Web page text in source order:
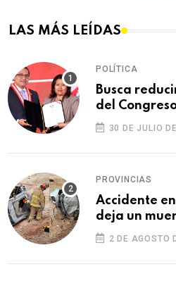
LAS MÁS LEÍDAS
POLÍTICA
Busca
del
30 DE JULIO
PROVINCIAS
Accidente
deja un
2 DE AGOSTO